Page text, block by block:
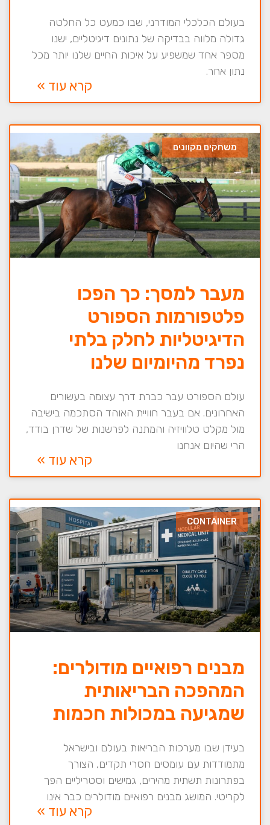
בעולם הכלכלי המודרני, שבו כמעט כל החלטה
גדולה מלווה בבדיקה של נתונים דיגיטליים, ישנו
מספר אחד שמשפיע על איכות החיים שלנו יותר מכל
נתון אחר.
קרא עוד »
משחקים מקוונים
מעבר למסך: כך הפכו
פלטפורמות הספורט
הדיגיטליות לחלק בלתי
נפרד מהיומיום שלנו
עולם הספורט עבר כברת דרך עצומה בעשורים
האחרונים. אם בעבר חוויית האוהד הסתכמה בישיבה
מול מקלט טלוויזיה והמתנה לפרשנות של שדרן בודד,
הרי שהיום אנחנו
קרא עוד »
CONTAINER
מבנים רפואיים מודולרים:
המהפכה הבריאותית
שמגיעה במכולות חכמות
בעידן שבו מערכות הבריאות בעולם ובישראל
מתמודדות עם עומסים חסרי תקדים, הצורך
בפתרונות תשתית מהירים, גמישים וסטריליים הפך
לקריטי. המושג מבנים רפואיים מודולרים כבר אינו
קרא עוד »